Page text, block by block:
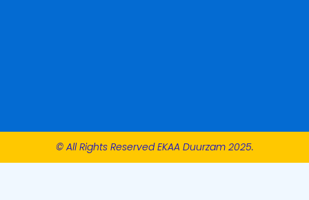
© All Rights Reserved EKAA Duurzam 2025.